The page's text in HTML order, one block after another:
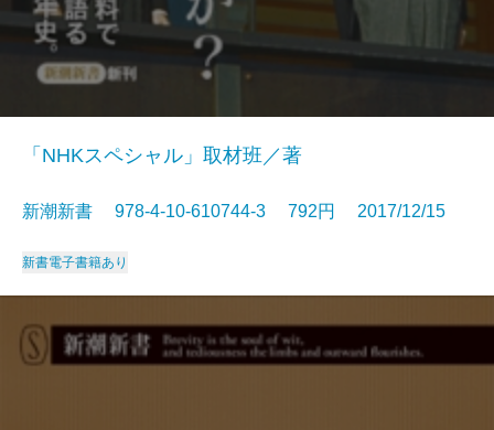
「NHKスペシャル」取材班／著
新潮新書 978-4-10-610744-3 792円 2017/12/15
新書電子書籍あり